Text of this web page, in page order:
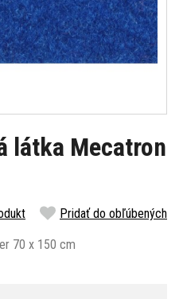
látka Mecatron
Pridať do obľúbených
70 x 150 cm